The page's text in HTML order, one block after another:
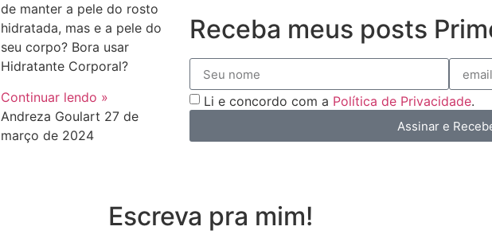
de manter a pele do rosto
hidratada, mas e a pele do
seu corpo? Bora usar
Hidratante Corporal?
Continuar lendo »
Andreza Goulart 27 de
março de 2024
Receba meus posts
Li e concordo com a Política de Privacidade.
Assinar e
Escreva pra mim!